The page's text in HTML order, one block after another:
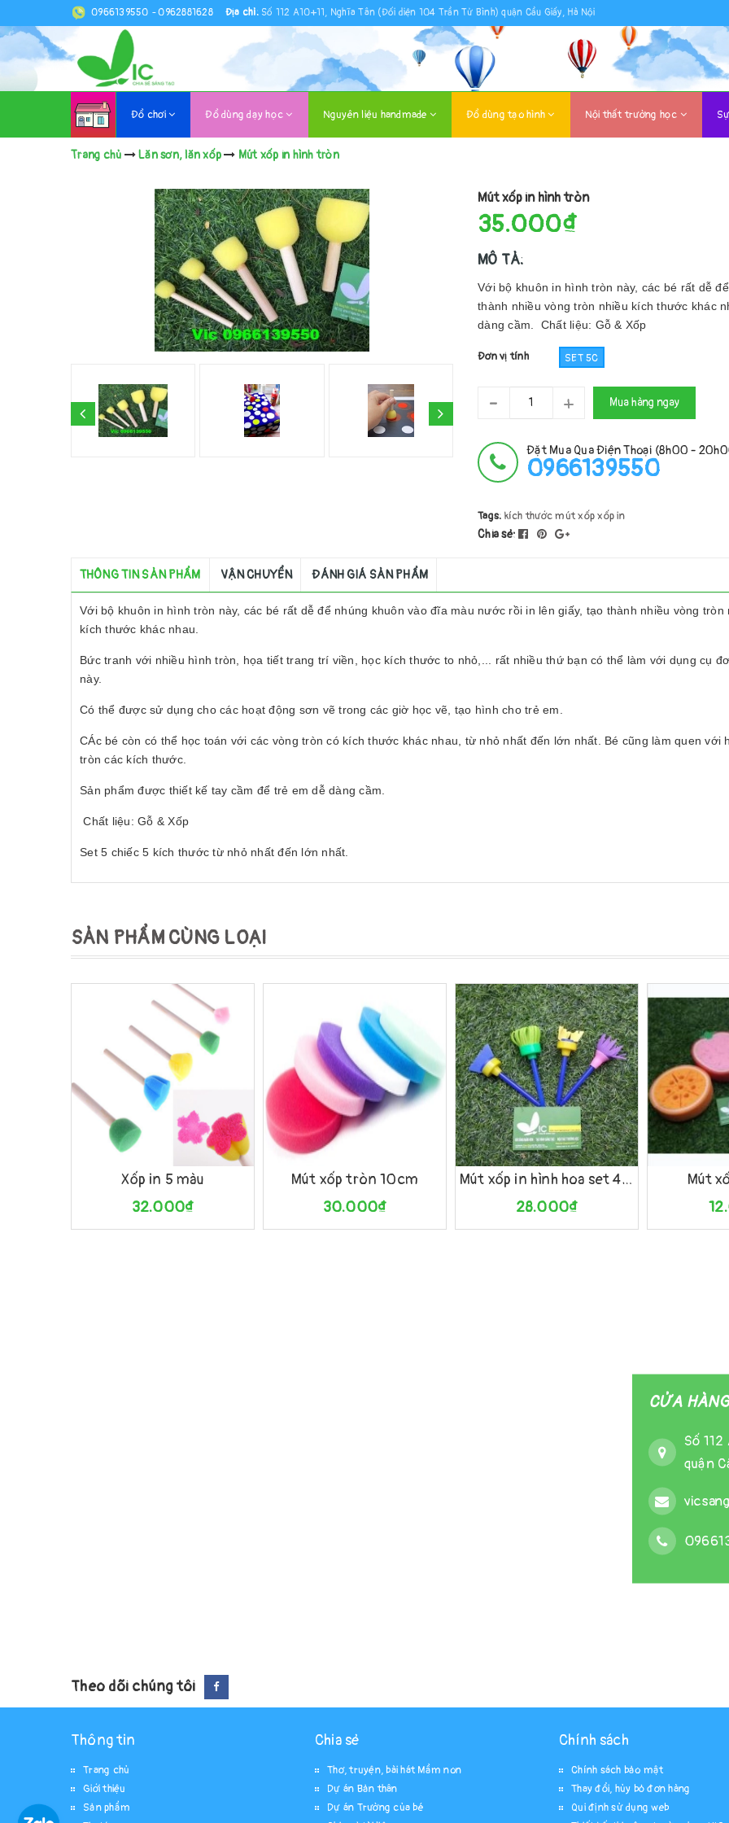
0966139550 -0962881628 Địa chỉ: Số 112 A10+11, Nghĩa Tân (Đối diện 104 Trần Tử Bình) quận Cầu Giấy, Hà Nội
Đồ chơi Đồ dùng dạy học Nguyên liệu handmade Đồ dùng tạo hình Nội thất trường học
Trang chủ Lăn sơn, lăn xốp Mút xốp in hình tròn
Mút xốp in hình tròn
35.000₫
MÔ TẢ:
Với bộ khuôn in hình tròn này, các bé rất dễ
thành nhiều vòng tròn nhiều kích thước khác
dàng cầm. Chất liệu: Gỗ & Xốp
Đơn vị tính SET 5C
- + Mua hàng ngay
Đặt Mua Qua Điện Thoại (8h00 -
0966139550
Tags: kích thước mút xốp xốp in
Chia sẻ:
THÔNG TIN SẢN PHẨM VẬN CHUYỂN ĐÁNH GIÁ SẢN PHẨM
Với bộ khuôn in hình tròn này, các bé rất dễ để nhúng khuôn vào đĩa màu nước rồi in lên giấy, tạo thành nhiều vòng tròn
kích thước khác nhau.
Bức tranh với nhiều hình tròn, họa tiết trang trí viền, học kích thước to nhỏ,... rất nhiều thứ bạn có thể làm với dụng cụ
này.
Có thể được sử dụng cho các hoạt động sơn vẽ trong các giờ học vẽ, tạo hình cho trẻ em.
CÁc bé còn có thể học toán với các vòng tròn có kích thước khác nhau, từ nhỏ nhất đến lớn nhất. Bé cũng làm quen với
tròn các kích thước.
Sản phẩm được thiết kế tay cầm để trẻ em dễ dàng cầm.
Chất liệu: Gỗ & Xốp
Set 5 chiếc 5 kích thước từ nhỏ nhất đến lớn nhất.
SẢN PHẨM CÙNG LOẠI
Xốp in 5 màu
32.000₫
Mua hàng Xem nhanh
Mút xốp tròn 10cm
30.000₫
Mua hàng
Mút xốp in hình hoa set 4 chiếc
28.000₫
Mua hàng Xem nhanh
Mút
Mua hàng
CỬA
Số
quận
Theo dõi chúng tôi
Thông tin
Trang chủ
Giới thiệu
Sản phẩm
Chia sẻ
Thơ, truyện, bài hát Mầm non
Dự án Bản thân
Dự án Trường của bé
Chính sách
Chính sách bảo mật
Thay đổi, hủy bỏ đơn hàng
Qui định sử dụng web